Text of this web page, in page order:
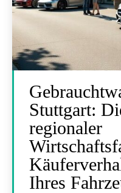
Stuttgart:
regionaler
Ihres